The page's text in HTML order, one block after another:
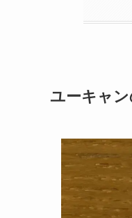
ユーキャ